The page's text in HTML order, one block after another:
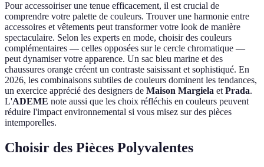
Pour accessoiriser une tenue efficacement, il est crucial de
comprendre votre palette de couleurs. Trouver une harmonie entre
accessoires et vêtements peut transformer votre look de manière
spectaculaire. Selon les experts en mode, choisir des couleurs
complémentaires — celles opposées sur le cercle chromatique —
peut dynamiser votre apparence. Un sac bleu marine et des
chaussures orange créent un contraste saisissant et sophistiqué. En
2026, les combinaisons subtiles de couleurs dominent les tendances,
un exercice apprécié des designers de Maison Margiela et Prada.
L'ADEME note aussi que les choix réfléchis en couleurs peuvent
réduire l'impact environnemental si vous misez sur des pièces
intemporelles.
Choisir des Pièces Polyvalentes